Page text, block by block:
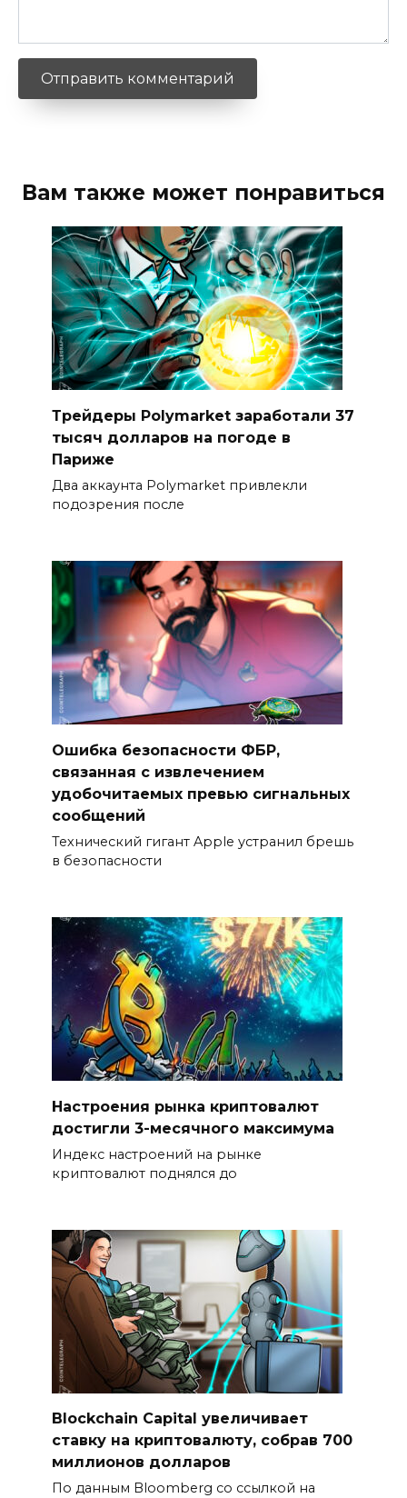
Вам также может понравиться
Трейдеры Polymarket заработали 37
тысяч долларов на погоде в
Париже
Два аккаунта Polymarket привлекли
подозрения после
Ошибка безопасности ФБР,
связанная с извлечением
удобочитаемых превью сигнальных
сообщений
Технический гигант Apple устранил брешь
в безопасности
Настроения рынка криптовалют
достигли 3-месячного максимума
Индекс настроений на рынке
криптовалют поднялся до
Blockchain Capital увеличивает
ставку на криптовалюту, собрав 700
миллионов долларов
По данным Bloomberg со ссылкой на